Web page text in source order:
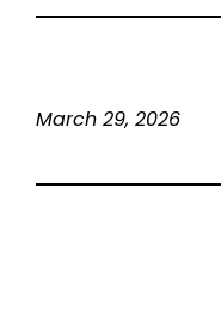
March 29, 2026